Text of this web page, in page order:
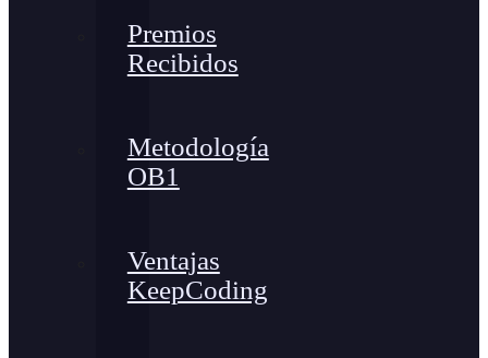
Premios
Recibidos
Metodología
OB1
Ventajas
KeepCoding